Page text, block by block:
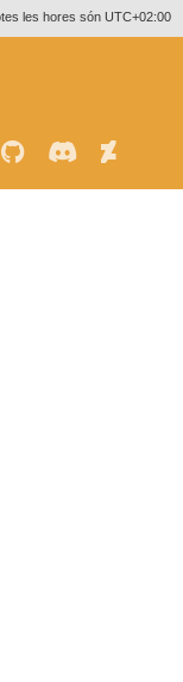
les hores són UTC+02:00